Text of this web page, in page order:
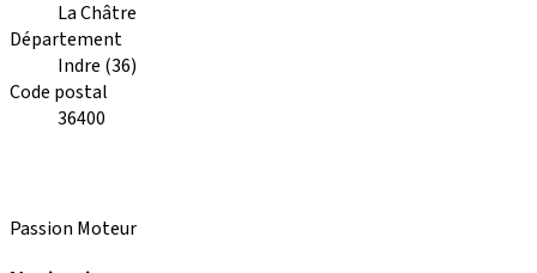
La Châtre
Département
Indre (36)
Code postal
36400
Passion Moteur